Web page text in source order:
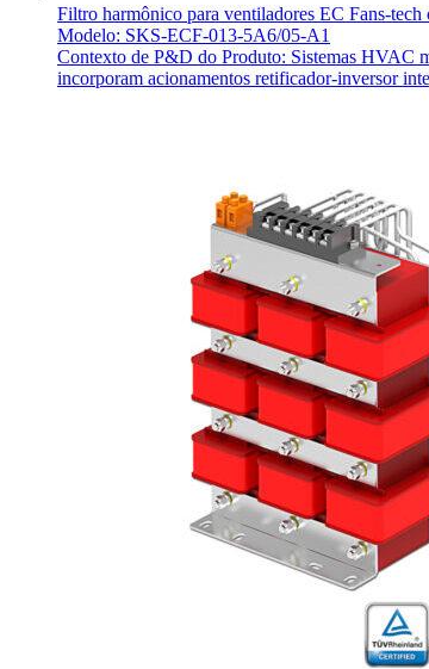
Filtro harmônico para ventiladores EC Fans-
Modelo: SKS-ECF-013-5A6/05-A1
Contexto de P&D do Produto: Sistemas HVAC
incorporam acionamentos retificador-inversor